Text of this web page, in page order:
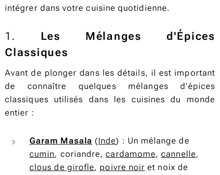
intégrer dans votre cuisine quotidienne.
1. Les Mélanges d'Épices
Classiques
Avant de plonger dans les détails, il est important
de connaître quelques mélanges d'épices
classiques utilisés dans les cuisines du monde
entier :
Garam Masala (Inde) : Un mélange de
cumin, coriandre,cardamome,cannelle,
clous de girofle, poivre noir et noix de